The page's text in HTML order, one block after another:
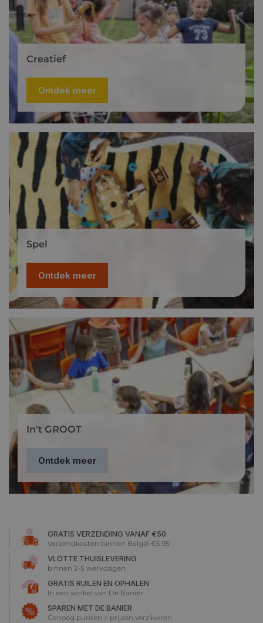
Creatief
Ontdek meer
Spel
Ontdek meer
In't GROOT
Ontdek meer
GRATIS VERZENDING VANAF €50
Verzendkosten binnen België €5.95
VLOTTE THUISLEVERING
binnen 2-5 werkdagen
GRATIS RUILEN EN OPHALEN
In een winkel van De Banier
SPAREN MET DE BANIER
Genoeg punten = prijzen verzilveren